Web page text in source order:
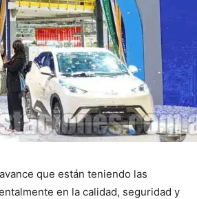
que están teniendo las
en la calidad, seguridad y